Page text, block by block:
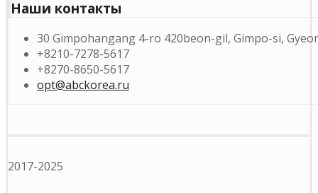
Наши контакты
30 Gimpohangang 4-ro 420beon-gil, Gimpo-si,
+8210-7278-5617
+8270-8650-5617
opt@abckorea.ru
2017-2025